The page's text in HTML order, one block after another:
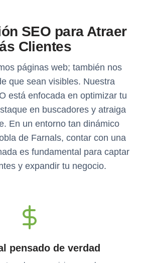
SEO para Atraer
Clientes
páginas web; también nos
que sean visibles. Nuestra
está enfocada en optimizar tu
en buscadores y atraiga
En un entorno tan dinámico
de Farnals, contar con una
es fundamental para captar
y expandir tu negocio.
pensado de verdad